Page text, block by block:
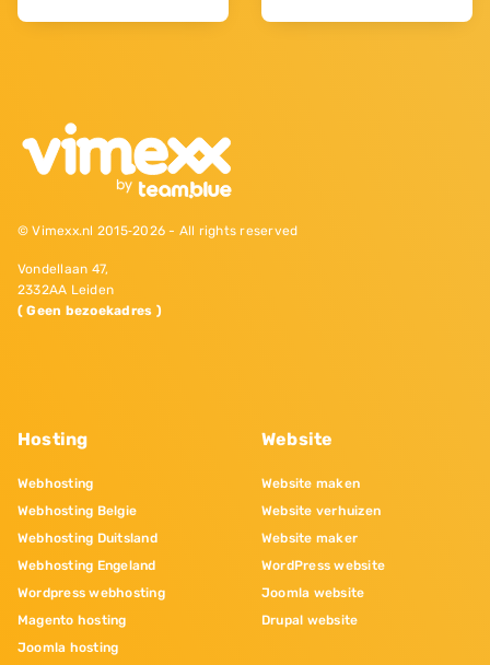
© Vimexx.nl 2015‐2026 - All rights reserved
Vondellaan 47,
2332AA Leiden
( Geen bezoekadres )
Hosting
Webhosting
Webhosting Belgie
Webhosting Duitsland
Webhosting Engeland
Wordpress webhosting
Magento hosting
Joomla hosting
Website
Website maken
Website verhuizen
Website maker
WordPress website
Joomla website
Drupal website